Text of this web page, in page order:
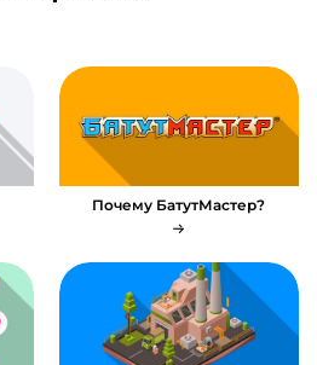
Почему БатутМастер?